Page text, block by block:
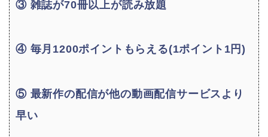
③ 雑誌が70冊以上が読み放題
④ 毎月1200ポイントもらえる(1ポイント1円)
⑤ 最新作の配信が他の動画配信サービスより
早い